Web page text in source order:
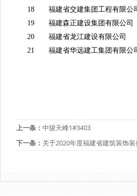
18
福建省交建集团工程有限公
19
福建森正建设集团有限公司
20
福建省龙江建设有限公司
21
福建省华远建工集团有限公
上一条： 中骏天峰1#3403
下一条： 关于2020年度福建省建筑装饰